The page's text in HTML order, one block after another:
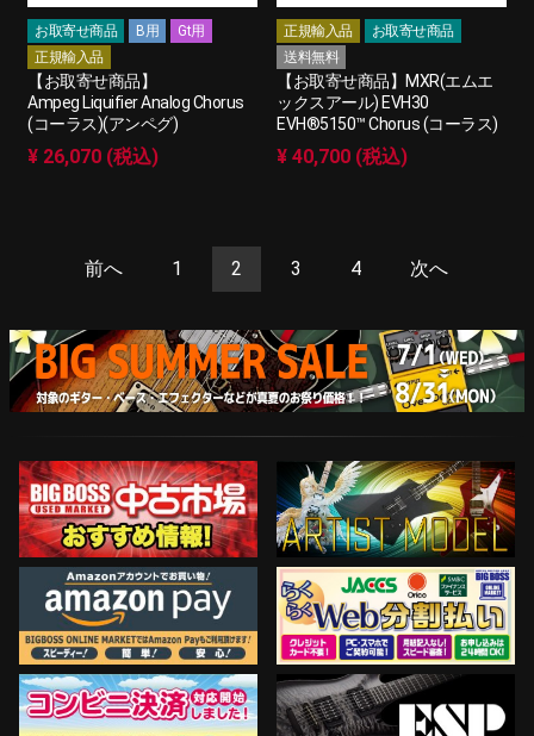
お取寄せ商品 B用
Gt用
正規輸入品
【お取寄せ商品】
Ampeg Liquifier Analog Chorus
(コーラス)(アンペグ)
¥ 26,070 (税込)
正規輸入品
お取寄せ商品
送料無料
【お取寄せ商品】MXR(エムエ
ックスアール) EVH30
EVH®5150™ Chorus (コーラス)
¥ 40,700 (税込)
前へ 1 2 3 4 次へ